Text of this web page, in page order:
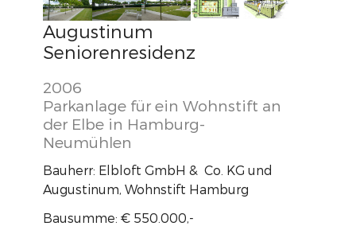
Augustinum
Seniorenresidenz
2006
Parkanlage für ein Wohnstift an
der Elbe in Hamburg-
Neumühlen
Bauherr: Elbloft GmbH & Co. KG und
Augustinum, Wohnstift Hamburg
Bausumme: € 550.000,-